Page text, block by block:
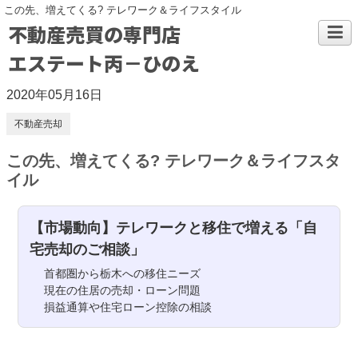
この先、増えてくる? テレワーク＆ライフスタイル
不動産売買の専門店
エステート丙－ひのえ
2020年05月16日
不動産売却
この先、増えてくる? テレワーク＆ライフスタ
イル
【市場動向】テレワークと移住で増える「自
宅売却のご相談」
首都圏から栃木への移住ニーズ
現在の住居の売却・ローン問題
損益通算や住宅ローン控除の相談